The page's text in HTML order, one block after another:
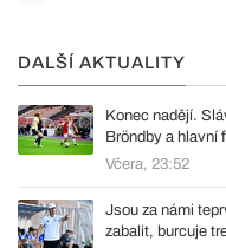
DALŠÍ AKTUALITY
Konec nadějí.
Bröndby a hlavní
Včera, 23:52
Jsou za námi
zabalit, burcuje